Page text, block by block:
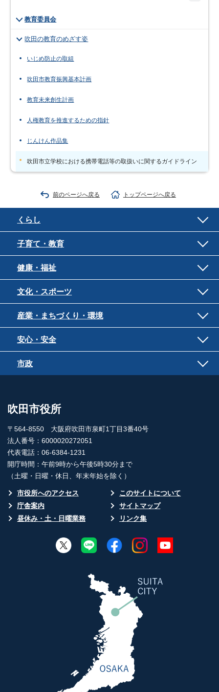
教育委員会
吹田の教育のめざす姿
いじめ防止の取組
吹田市教育振興基本計画
教育未来創生計画
人権教育を推進するための指針
じんけん作品集
吹田市立学校における携帯電話等の取扱いに関するガイドライン
前のページへ戻る トップページへ戻る
くらし
子育て・教育
健康・福祉
文化・スポーツ
産業・まちづくり・環境
安心・安全
市政
吹田市役所
〒564-8550 大阪府吹田市泉町1丁目3番40号
法人番号：6000020272051
代表電話：06-6384-1231
開庁時間：午前9時から午後5時30分まで
（土曜・日曜・休日、年末年始を除く）
市役所へのアクセス
このサイトについて
庁舎案内
サイトマップ
昼休み・土・日曜業務
リンク集